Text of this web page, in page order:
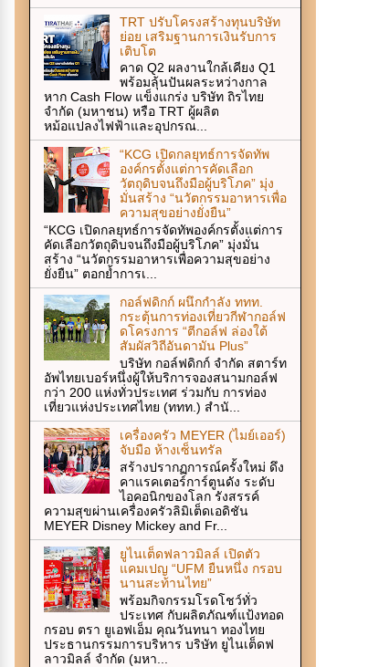
TRT ปรับโครงสร้างทุนบริษัท
ย่อย เสริมฐานการเงินรับการ
เติบโต
คาด Q2 ผลงานใกล้เคียง Q1
พร้อมลุ้นปันผลระหว่างกาล
หาก Cash Flow แข็งแกร่ง บริษัท ถิรไทย
จำกัด (มหาชน) หรือ TRT ผู้ผลิต
หม้อแปลงไฟฟ้าและอุปกรณ...
“KCG เปิดกลยุทธ์การจัดทัพ
องค์กรตั้งแต่การคัดเลือก
วัตถุดิบจนถึงมือผู้บริโภค” มุ่ง
มั่นสร้าง “นวัตกรรมอาหารเพื่อ
ความสุขอย่างยั่งยืน”
“KCG เปิดกลยุทธ์การจัดทัพองค์กรตั้งแต่การ
คัดเลือกวัตถุดิบจนถึงมือผู้บริโภค” มุ่งมั่น
สร้าง “นวัตกรรมอาหารเพื่อความสุขอย่าง
ยั่งยืน” ตอกย้ำการเ...
กอล์ฟดิกก์ ผนึกกำลัง ททท.
กระตุ้นการท่องเที่ยวกีฬากอล์ฟ
ดโครงการ “ตีกอล์ฟ ล่องใต้
สัมผัสวิถีอันดามัน Plus”
บริษัท กอล์ฟดิกก์ จำกัด สตาร์ท
อัพไทยเบอร์หนึ่งผู้ให้บริการจองสนามกอล์ฟ
กว่า 200 แห่งทั่วประเทศ ร่วมกับ การท่อง
เที่ยวแห่งประเทศไทย (ททท.) สำนั...
เครื่องครัว MEYER (ไมย์เออร์)
จับมือ ห้างเซ็นทรัล
สร้างปรากฏการณ์ครั้งใหม่ ดึง
คาแรคเตอร์การ์ตูนดัง ระดับ
ไอคอนิกของโลก รังสรรค์
ความสุขผ่านเครื่องครัวลิมิเต็ดเอดิชัน
MEYER Disney Mickey and Fr...
ยูไนเต็ดฟลาวมิลล์ เปิดตัว
แคมเปญ “UFM ยืนหนึ่ง กรอบ
นานสะท้านไทย”
พร้อมกิจกรรมโรดโชว์ทั่ว
ประเทศ กับผลิตภัณฑ์แป้งทอด
กรอบ ตรา ยูเอฟเอ็ม คุณวันทนา ทองไทย
ประธานกรรมการบริหาร บริษัท ยูไนเต็ดฟ
ลาวมิลล์ จำกัด (มหา...